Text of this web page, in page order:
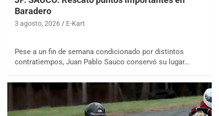
Baradero
3 agosto, 2026 E-Kart
Pese a un fin de semana condicionado por distintos
contratiempos, Juan Pablo Sauco conservó su lugar…